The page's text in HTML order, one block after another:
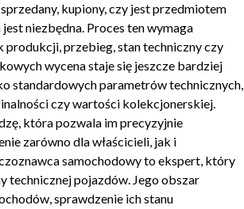
kupiony, czy jest przedmiotem
niezbędna. Proces ten wymaga
przebieg, stan techniczny czy
wycena staje się jeszcze bardziej
standardowych parametrów technicznych,
czy wartości kolekcjonerskiej.
która pozwala im precyzyjnie
zarówno dla właścicieli, jak i
samochodowy to ekspert, który
technicznej pojazdów. Jego obszar
sprawdzenie ich stanu